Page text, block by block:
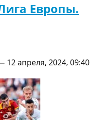
Европы.
12 апреля, 2024, 09:40